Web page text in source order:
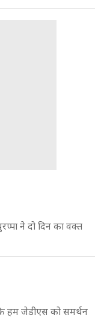
ने दो दिन का वक्‍त
हम जेडीएस को समर्थन